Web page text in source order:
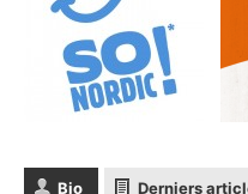
Bio Derniers